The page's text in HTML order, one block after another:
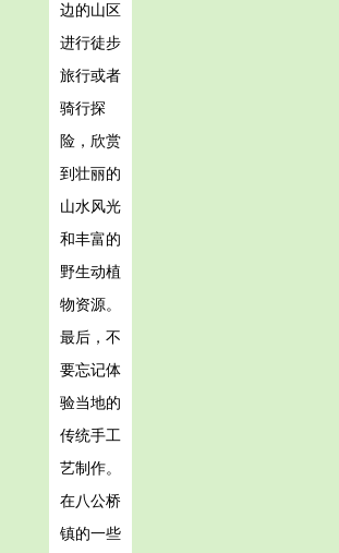
边的山区
进行徒步
旅行或者
骑行探
险，欣赏
到壮丽的
山水风光
和丰富的
野生动植
物资源。
最后，不
要忘记体
验当地的
传统手工
艺制作。
在八公桥
镇的一些